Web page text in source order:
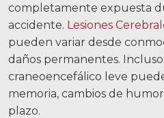
completamente expuesta
accidente. Lesiones
pueden variar desde
daños permanentes.
craneoencefálico leve
memoria, cambios de
plazo.